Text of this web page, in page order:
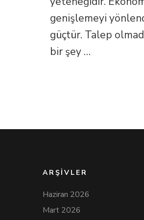
genişlemeyi
güçtür. Talep
bir şey …
ARŞIVLER
Haziran 2026
Mart 2026